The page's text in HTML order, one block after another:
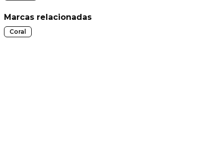
slide
Marcas relacionadas
Coral